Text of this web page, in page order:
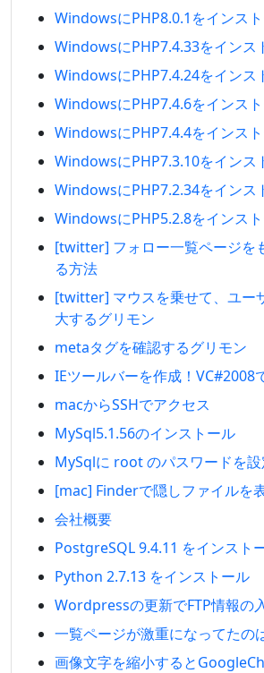
WindowsにPHP8.0.1をインス
WindowsにPHP7.4.33をインス
WindowsにPHP7.4.24をインス
WindowsにPHP7.4.6をインス
WindowsにPHP7.4.4をインス
WindowsにPHP7.3.10をインス
WindowsにPHP7.2.34をインス
WindowsにPHP5.2.8をインス
[twitter] フォロー一覧ページを
る方法
[twitter] マウスを乗せて、ユー
大するグリモン
metaタグを確認するグリモン
IEツールバーを作成！VC#2008
macからSSHでアクセス
MySql5.1.56のインストール
MySqlに root のパスワードを設
[mac] Finderで隠しファイルを
会社概要
PostgreSQL 9.4.11 をインスト
Python 2.7.13 をインストール
Wordpressの更新でFTP情報の
一覧ページが激重になってたの
画像文字を縮小すると